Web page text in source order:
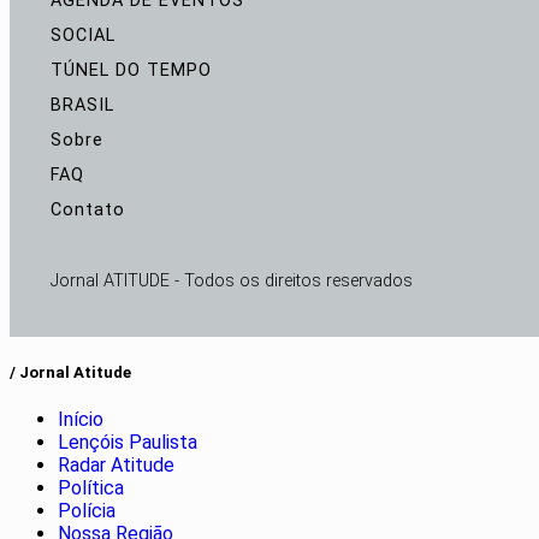
SOCIAL
TÚNEL DO TEMPO
BRASIL
Sobre
FAQ
Contato
Jornal ATITUDE - Todos os direitos reservados
/ Jornal Atitude
Início
Lençóis Paulista
Radar Atitude
Política
Polícia
Nossa Região